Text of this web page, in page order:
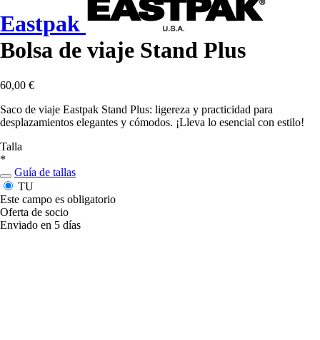
Eastpak
Bolsa de viaje Stand Plus
60,00 €
Saco de viaje Eastpak Stand Plus: ligereza y practicidad para
desplazamientos elegantes y cómodos. ¡Lleva lo esencial con estilo!
Talla
*
Guía de tallas
TU
Este campo es obligatorio
Oferta de socio
Enviado en 5 días